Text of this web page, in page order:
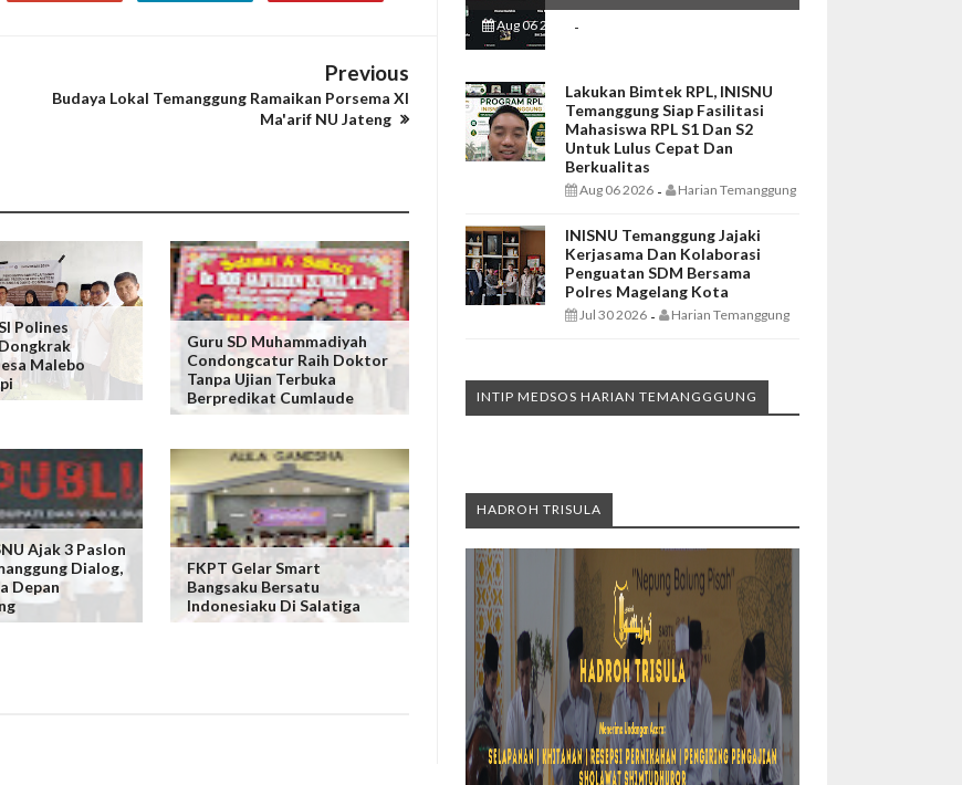
Previous
Budaya Lokal Temanggung Ramaikan Porsema XI
Ma'arif NU Jateng
Polines
Malebo
Guru SD Muhammadiyah
Condongcatur Raih Doktor
Tanpa Ujian Terbuka
Berpredikat Cumlaude
Ajak 3 Paslon
Dialog,
Depan
FKPT Gelar Smart
Bangsaku Bersatu
Indonesiaku Di Salatiga
Aug 06 2026 -
Lakukan Bimtek RPL, INISNU
Temanggung Siap Fasilitasi
Mahasiswa RPL S1 Dan S2
Untuk Lulus Cepat Dan
Berkualitas
Aug 06 2026 - Harian Temanggung
INISNU Temanggung Jajaki
Kerjasama Dan Kolaborasi
Penguatan SDM Bersama
Polres Magelang Kota
Jul 30 2026 - Harian Temanggung
INTIP MEDSOS HARIAN TEMANGGGUNG
HADROH TRISULA